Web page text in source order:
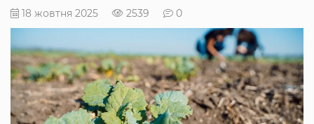
18 жовтня 2025 2539 0